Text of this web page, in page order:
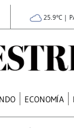
25.9°C |
ECONOMÍA